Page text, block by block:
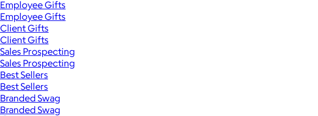
Employee Gifts
Employee Gifts
Client Gifts
Client Gifts
Sales Prospecting
Sales Prospecting
Best Sellers
Best Sellers
Branded Swag
Branded Swag